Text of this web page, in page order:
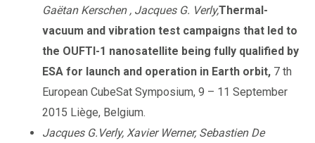
Gaëtan Kerschen , Jacques G. Verly,Thermal-
vacuum and vibration test campaigns that led to
the OUFTI-1 nanosatellite being fully qualified by
ESA for launch and operation in Earth orbit, 7 th
European CubeSat Symposium, 9 – 11 September
2015 Liège, Belgium.
Jacques G.Verly, Xavier Werner, Sebastien De